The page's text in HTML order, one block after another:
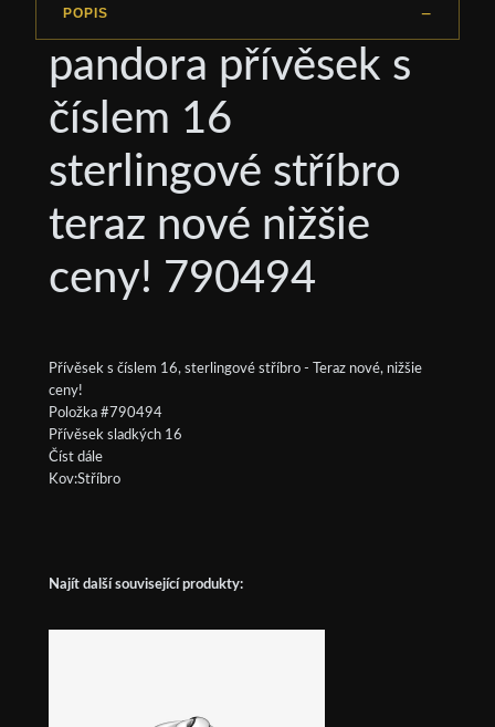
POPIS
pandora přívěsek s
číslem 16
sterlingové stříbro
teraz nové nižšie
ceny! 790494
Přívěsek s číslem 16, sterlingové stříbro - Teraz nové, nižšie
ceny!
Položka #790494
Přívěsek sladkých 16
Číst dále
Kov:Stříbro
Najít další související produkty: